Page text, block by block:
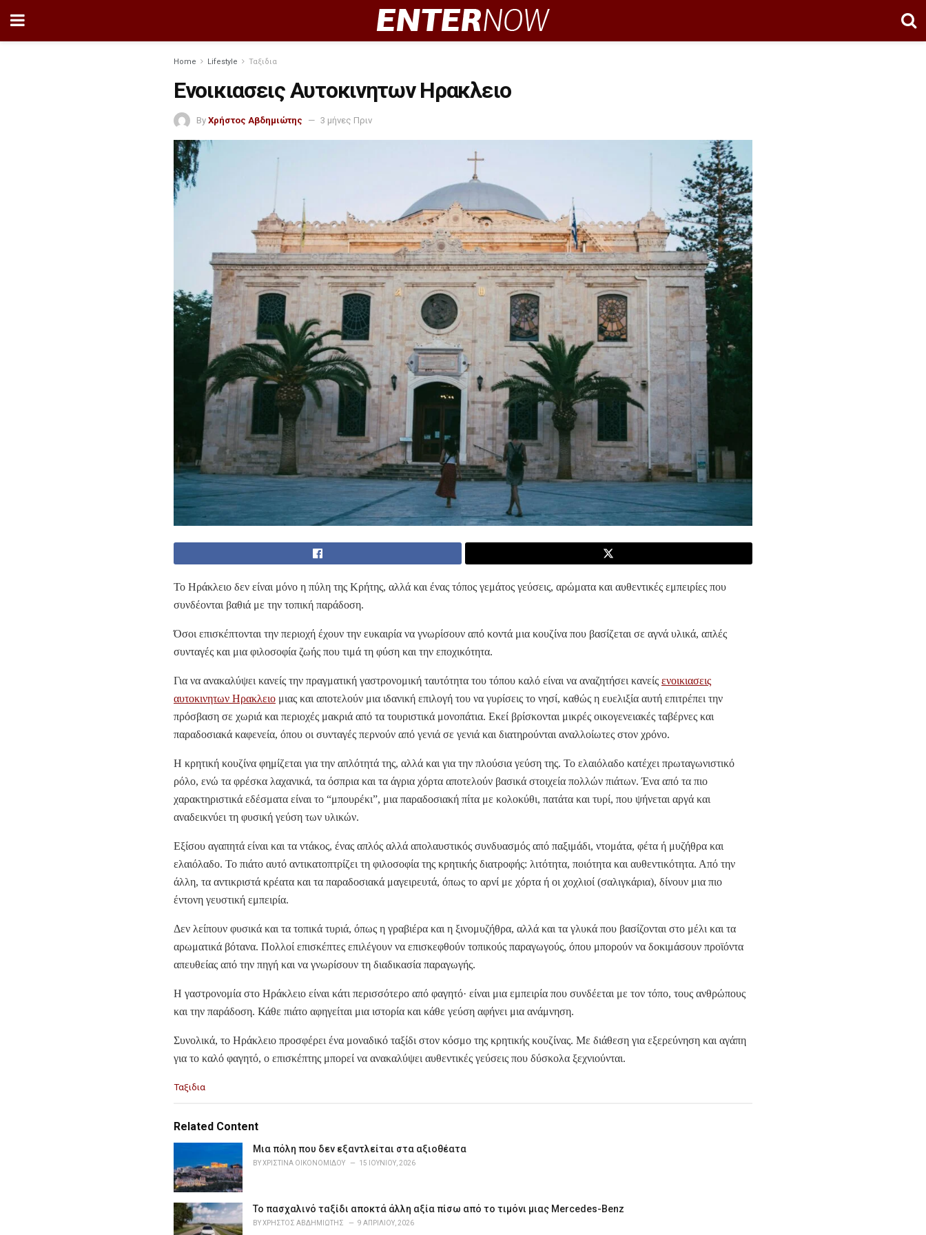
Home Lifestyle Ταξιδια
Ενοικιασεις Αυτοκινητων Ηρακλειο
By Χρήστος Αβδημιώτης 3 μήνες Πριν
Το Ηράκλειο δεν είναι μόνο η πύλη της Κρήτης, αλλά και ένας τόπος γεμάτος γεύσεις, αρώματα και αυθεντικές εμπειρίες που
συνδέονται βαθιά με την τοπική παράδοση.
Όσοι επισκέπτονται την περιοχή έχουν την ευκαιρία να γνωρίσουν από κοντά μια κουζίνα που βασίζεται σε αγνά υλικά, απλές
συνταγές και μια φιλοσοφία ζωής που τιμά τη φύση και την εποχικότητα.
Για να ανακαλύψει κανείς την πραγματική γαστρονομική ταυτότητα του τόπου καλό είναι να αναζητήσει κανείς ενοικιασεις
αυτοκινητων Ηρακλειο μιας και αποτελούν μια ιδανική επιλογή του να γυρίσεις το νησί, καθώς η ευελιξία αυτή επιτρέπει την
πρόσβαση σε χωριά και περιοχές μακριά από τα τουριστικά μονοπάτια. Εκεί βρίσκονται μικρές οικογενειακές ταβέρνες και
παραδοσιακά καφενεία, όπου οι συνταγές περνούν από γενιά σε γενιά και διατηρούνται αναλλοίωτες στον χρόνο.
Η κρητική κουζίνα φημίζεται για την απλότητά της, αλλά και για την πλούσια γεύση της. Το ελαιόλαδο κατέχει πρωταγωνιστικό
ρόλο, ενώ τα φρέσκα λαχανικά, τα όσπρια και τα άγρια χόρτα αποτελούν βασικά στοιχεία πολλών πιάτων. Ένα από τα πιο
χαρακτηριστικά εδέσματα είναι το “μπουρέκι”, μια παραδοσιακή πίτα με κολοκύθι, πατάτα και τυρί, που ψήνεται αργά και
αναδεικνύει τη φυσική γεύση των υλικών.
Εξίσου αγαπητά είναι και τα ντάκος, ένας απλός αλλά απολαυστικός συνδυασμός από παξιμάδι, ντομάτα, φέτα ή μυζήθρα και
ελαιόλαδο. Το πιάτο αυτό αντικατοπτρίζει τη φιλοσοφία της κρητικής διατροφής: λιτότητα, ποιότητα και αυθεντικότητα. Από την
άλλη, τα αντικριστά κρέατα και τα παραδοσιακά μαγειρευτά, όπως το αρνί με χόρτα ή οι χοχλιοί (σαλιγκάρια), δίνουν μια πιο
έντονη γευστική εμπειρία.
Δεν λείπουν φυσικά και τα τοπικά τυριά, όπως η γραβιέρα και η ξινομυζήθρα, αλλά και τα γλυκά που βασίζονται στο μέλι και τα
αρωματικά βότανα. Πολλοί επισκέπτες επιλέγουν να επισκεφθούν τοπικούς παραγωγούς, όπου μπορούν να δοκιμάσουν προϊόντα
απευθείας από την πηγή και να γνωρίσουν τη διαδικασία παραγωγής.
Η γαστρονομία στο Ηράκλειο είναι κάτι περισσότερο από φαγητό· είναι μια εμπειρία που συνδέεται με τον τόπο, τους ανθρώπους
και την παράδοση. Κάθε πιάτο αφηγείται μια ιστορία και κάθε γεύση αφήνει μια ανάμνηση.
Συνολικά, το Ηράκλειο προσφέρει ένα μοναδικό ταξίδι στον κόσμο της κρητικής κουζίνας. Με διάθεση για εξερεύνηση και αγάπη
για το καλό φαγητό, ο επισκέπτης μπορεί να ανακαλύψει αυθεντικές γεύσεις που δύσκολα ξεχνιούνται.
C
e
i
e
:
Ταξιδια
Related Content
Μια πόλη που δεν εξαντλείται στα αξιοθέατα
BYΧΡΙΣΤΊΝΑ ΟΙΚΟΝΟΜΊΔΟΥ 15 ΙΟΥΝΊΟΥ, 2026
Το πασχαλινό ταξίδι αποκτά άλλη αξία πίσω από το τιμόνι μιας Mercedes-Benz
BYΧΡΉΣΤΟΣ ΑΒΔΗΜΙΏΤΗΣ 9 ΑΠΡΙΛΊΟΥ, 2026